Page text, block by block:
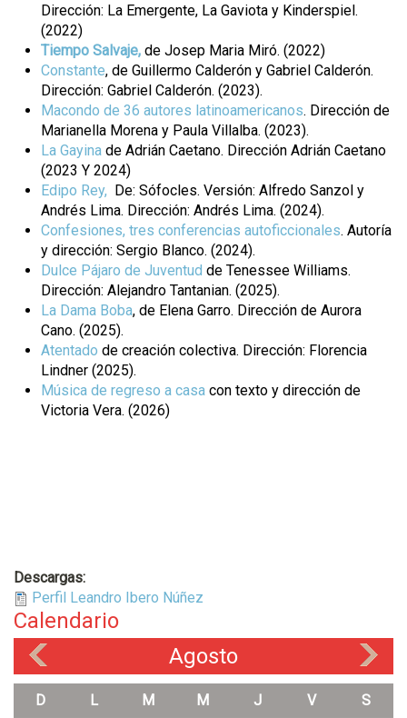
Dirección: La Emergente, La Gaviota y Kinderspiel.
(2022)
Tiempo Salvaje, de Josep Maria Miró. (2022)
Constante, de Guillermo Calderón y Gabriel Calderón.
Dirección: Gabriel Calderón. (2023).
Macondo de 36 autores latinoamericanos. Dirección de
Marianella Morena y Paula Villalba. (2023).
La Gayina de Adrián Caetano. Dirección Adrián Caetano
(2023 Y 2024)
Edipo Rey, De: Sófocles. Versión: Alfredo Sanzol y
Andrés Lima. Dirección: Andrés Lima. (2024).
Confesiones, tres conferencias autoficcionales. Autoría
y dirección: Sergio Blanco. (2024).
Dulce Pájaro de Juventud de Tenessee Williams.
Dirección: Alejandro Tantanian. (2025).
La Dama Boba, de Elena Garro. Dirección de Aurora
Cano. (2025).
Atentado de creación colectiva. Dirección: Florencia
Lindner (2025).
Música de regreso a casa con texto y dirección de
Victoria Vera. (2026)
Descargas:
Perfil Leandro Ibero Núñez
Calendario
Agosto
D L M M J V S